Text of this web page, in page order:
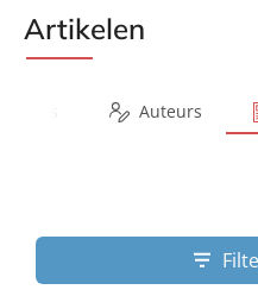
Veilig
betalen
Artikelen
Auteurs